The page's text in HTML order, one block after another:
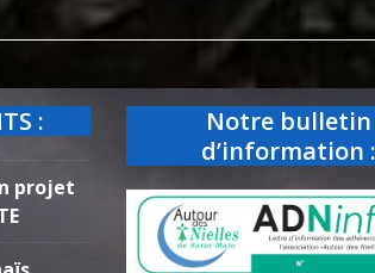
:
projet
Notre bulletin
d’information :